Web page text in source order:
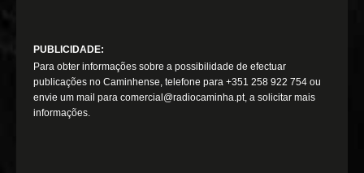
PUBLICIDADE:
Para obter informações sobre a possibilidade de efectuar
publicações no Caminhense, telefone para +351 258 922 754 ou
envie um mail para comercial@radiocaminha.pt, a solicitar mais
informações.